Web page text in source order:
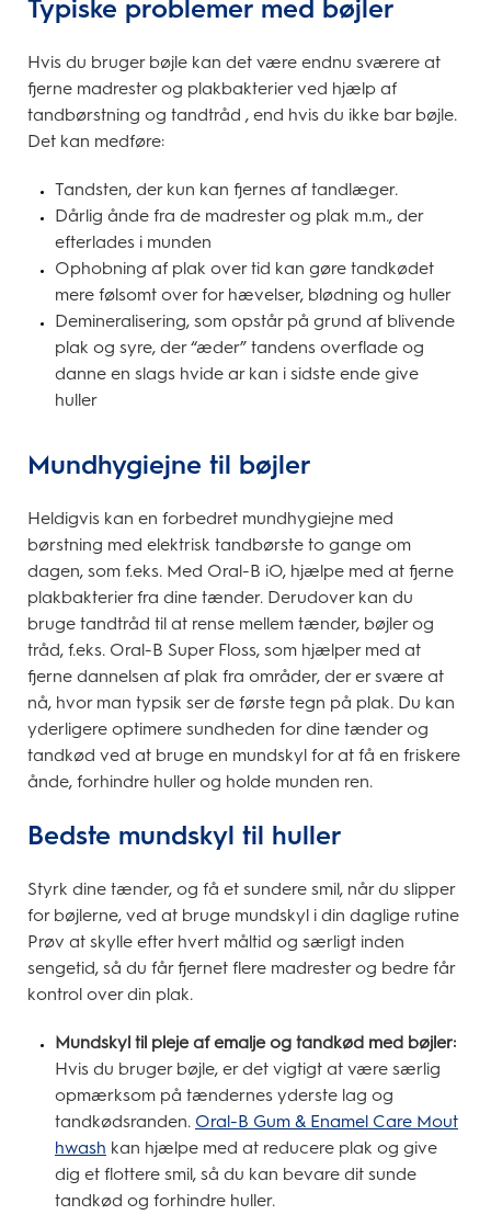
Typiske problemer med bøjler
Hvis du bruger bøjle kan det være endnu sværere at
fjerne madrester og plakbakterier ved hjælp af
tandbørstning og tandtråd , end hvis du ikke bar bøjle.
Det kan medføre:
Tandsten, der kun kan fjernes af tandlæger.
Dårlig ånde fra de madrester og plak m.m., der
efterlades i munden
Ophobning af plak over tid kan gøre tandkødet
mere følsomt over for hævelser, blødning og huller
Demineralisering, som opstår på grund af blivende
plak og syre, der “æder” tandens overflade og
danne en slags hvide ar kan i sidste ende give
huller
Mundhygiejne til bøjler
Heldigvis kan en forbedret mundhygiejne med
børstning med elektrisk tandbørste to gange om
dagen, som f.eks. Med Oral-B iO, hjælpe med at fjerne
plakbakterier fra dine tænder. Derudover kan du
bruge tandtråd til at rense mellem tænder, bøjler og
tråd, f.eks. Oral-B Super Floss, som hjælper med at
fjerne dannelsen af plak fra områder, der er svære at
nå, hvor man typsik ser de første tegn på plak. Du kan
yderligere optimere sundheden for dine tænder og
tandkød ved at bruge en mundskyl for at få en friskere
ånde, forhindre huller og holde munden ren.
Bedste mundskyl til huller
Styrk dine tænder, og få et sundere smil, når du slipper
for bøjlerne, ved at bruge mundskyl i din daglige rutine
Prøv at skylle efter hvert måltid og særligt inden
sengetid, så du får fjernet flere madrester og bedre får
kontrol over din plak.
Mundskyl til pleje af emalje og tandkød med bøjler:
Hvis du bruger bøjle, er det vigtigt at være særlig
opmærksom på tændernes yderste lag og
tandkødsranden. Oral-B Gum & Enamel Care Mout
hwash kan hjælpe med at reducere plak og give
dig et flottere smil, så du kan bevare dit sunde
tandkød og forhindre huller.